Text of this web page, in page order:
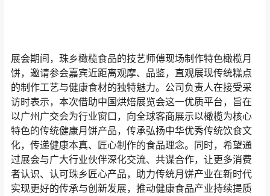
展会期间，珠乡橄榄食品的技艺师傅现场制作特色橄榄月
饼，邀请参会嘉宾近距离观摩、品鉴，直观展现传统糕点
的制作工艺与健康食材的独特魅力。公司负责人在接受采
访时表示，本次借助中国烘焙展览会这一优质平台，旨在
以广州广交会为行业窗口，向全球客商展示以橄榄为核心
特色的传统健康月饼产品，传承弘扬中华优秀传统饮食文
化，传递健康本真、匠心制作的食品理念。同时，希望通
过展会与广大行业伙伴深化交流、共谋合作，让更多消费
者认识、认可珠乡匠心产品，助力传统月饼产业在新时代
实现更好的传承与创新发展，推动健康食品产业持续提质